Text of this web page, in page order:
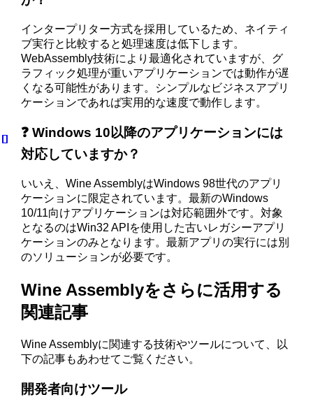
インタープリター方式を採用しているため、ネイティ
ブ実行と比較すると処理速度は低下します。
WebAssembly技術により最適化されていますが、グ
ラフィック処理が重いアプリケーションでは動作が遅
くなる可能性があります。シンプルなビジネスアプリ
ケーションであれば実用的な速度で動作します。
❓ Windows 10以降のアプリケーションには
対応していますか？
いいえ、Wine AssemblyはWindows 98世代のアプリ
ケーションに限定されています。最新のWindows
10/11向けアプリケーションは対応範囲外です。対象
となるのはWin32 APIを使用した古いレガシーアプリ
ケーションのみとなります。最新アプリの実行には別
のソリューションが必要です。
Wine Assemblyをさらに活用する
関連記事
Wine Assemblyに関連する技術やツールについて、以
下の記事もあわせてご覧ください。
開発者向けツール